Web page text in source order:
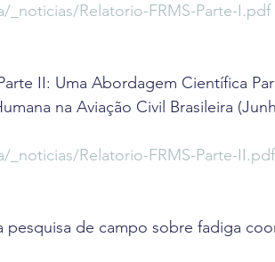
Relatorio-FRMS-Parte-I.pdf
II: Uma Abordagem Científica
na Aviação Civil Brasileira
Relatorio-FRMS-Parte-II.pdf
pesquisa de campo sobre fadiga